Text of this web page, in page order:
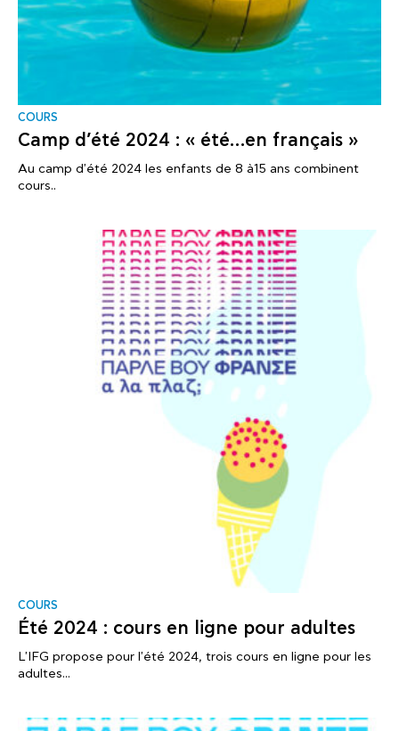
COURS
Camp d’été 2024 : « été…en français »
Au camp d'été 2024 les enfants de 8 à15 ans combinent
cours..
COURS
Été 2024 : cours en ligne pour adultes
L'IFG propose pour l'été 2024, trois cours en ligne pour les
adultes...